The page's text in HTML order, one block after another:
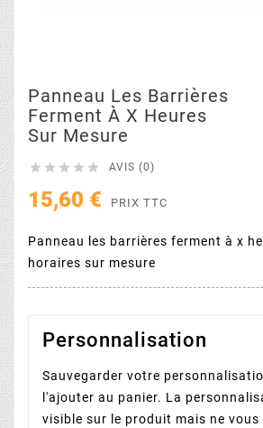
Panneau Les Barrières
Ferment À X Heures
Sur Mesure
     AVIS (0)
15,60 € PRIX TTC
Panneau les barrières ferment à x
horaires sur mesure
Personnalisation
Sauvegarder votre
l'ajouter au panier. La
visible sur le produit mais ne vous